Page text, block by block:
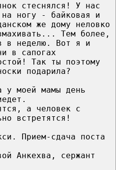
стеснялся! У нас
ногу - байковая и
же дому неловко
Тем более,
в неделю. Вот я и
в сапогах
Так ты поэтому
подарила?
у моей мамы день
а человек с
встретятся!
Прием-сдача поста
Анкехва, сержант